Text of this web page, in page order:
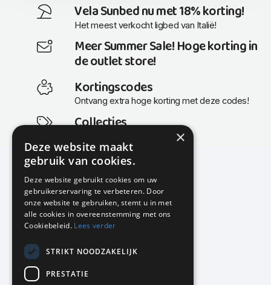
Vela Sunbed nu met 18% korting!
Het meest verkocht ligbed van Italië!
Meer Summer Sale! Hoge korting in
de outlet store!
Kortingscodes
Ontvang extra hoge korting met deze codes!
Collecties
Actuele en populaire collecties
KMP Kantoormeubilair
Airport Business Park
Frankfurtstraat 29-31
1175 RH Lijnden
020-617 01 26
info@kmpkantoormeubilair.nl
×
Deze website maakt
gebruik van cookies.
Deze website gebruikt cookies om uw
gebruikerservaring te verbeteren. Door
onze website te gebruiken, stemt u in met
alle cookies in overeenstemming met ons
Cookiebeleid. Lees verder
STRIKT NOODZAKELIJK
PRESTATIE